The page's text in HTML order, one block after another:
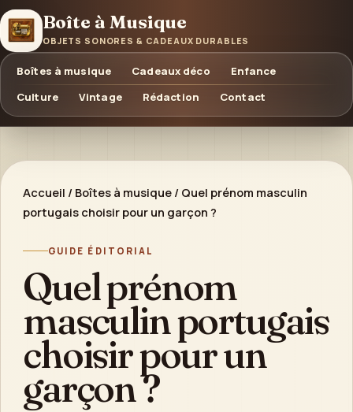
Boîte à Musique
OBJETS SONORES & CADEAUX DURABLES
Boîtes à musique Cadeaux déco
Enfance
Culture
Vintage Rédaction Contact
Accueil / Boîtes à musique / Quel prénom masculin
portugais choisir pour un garçon ?
GUIDE ÉDITORIAL
Quel prénom
masculin portugais
choisir pour un
garçon ?